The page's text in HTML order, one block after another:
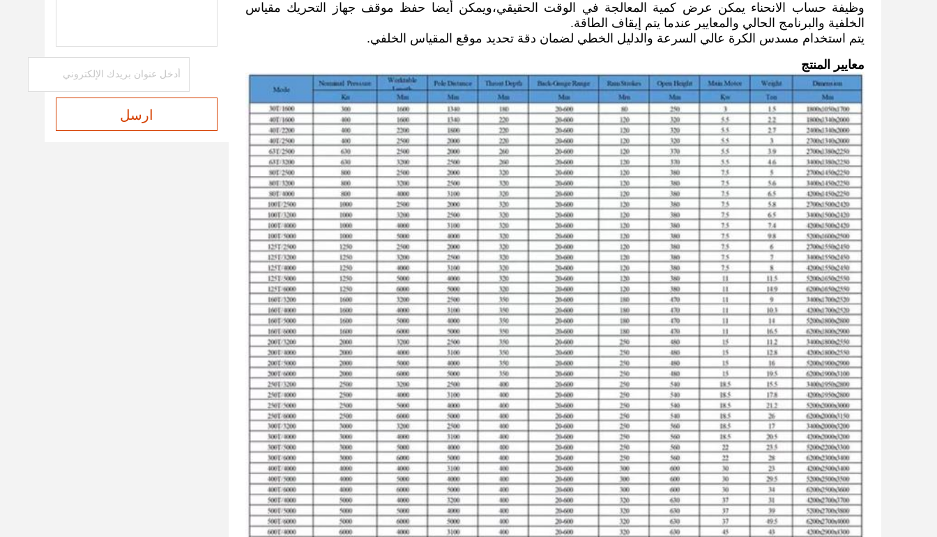
وظيفة حساب الانحناء يمكن عرض كمية المعالجة في الوقت الحقيقي،ويمكن أيضا حفظ موقف جهاز التحريك مقياس
الخلفية والبرنامج الحالي والمعايير عندما يتم إيقاف الطاقة.
يتم استخدام مسدس الكرة عالي السرعة والدليل الخطي لضمان دقة تحديد موقع المقياس الخلفي.
معايير المنتج
ارسل